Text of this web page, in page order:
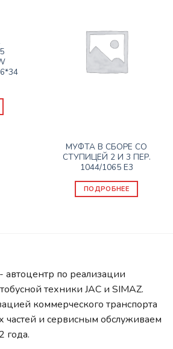
МУФТА В СБОРЕ СО
СТУПИЦЕЙ 2 И 3 ПЕР.
1044/1065 Е3
ПОДРОБНЕЕ
по реализации
техники JAC и SIMAZ.
коммерческого транспорта
частей и сервисным обслуживаем
года.